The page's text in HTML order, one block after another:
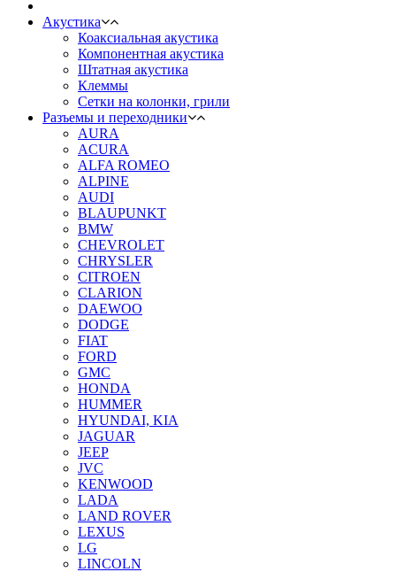
Акустика
Коаксиальная акустика
Компонентная акустика
Штатная акустика
Клеммы
Сетки на колонки, грили
Разъемы и переходники
AURA
ACURA
ALFA ROMEO
ALPINE
AUDI
BLAUPUNKT
BMW
CHEVROLET
CHRYSLER
CITROEN
CLARION
DAEWOO
DODGE
FIAT
FORD
GMC
HONDA
HUMMER
HYUNDAI, KIA
JAGUAR
JEEP
JVC
KENWOOD
LADA
LAND ROVER
LEXUS
LG
LINCOLN